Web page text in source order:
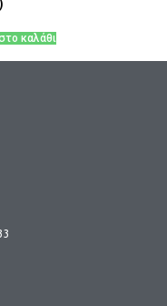
καλάθι